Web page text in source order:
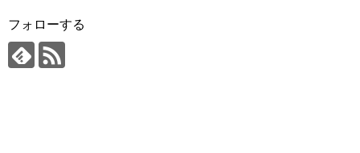
フォローする